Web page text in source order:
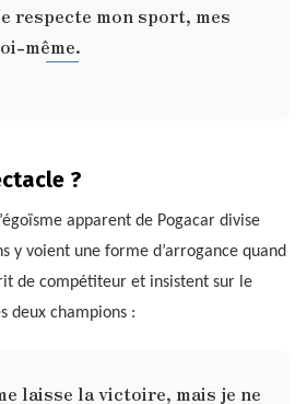
respecte mon sport, mes
même.
?
apparent de Pogacar divise
y voient une forme d’arrogance quand
de compétiteur et insistent sur le
deux champions :
laisse la victoire, mais je ne